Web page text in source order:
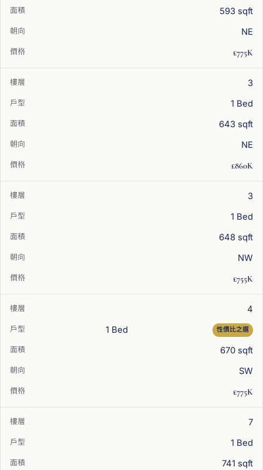
593 sqft
NE
£775K
3
1 Bed
643 sqft
NE
£860K
3
1 Bed
648 sqft
NW
£755K
4
1 Bed
性價比之選
670 sqft
SW
£775K
7
1 Bed
741 sqft